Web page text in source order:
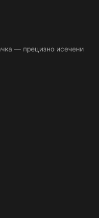
— прецизно исечени